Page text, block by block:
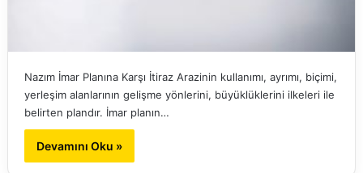
Nazım İmar Planına Karşı İtiraz Arazinin kullanımı, ayrımı, biçimi,
yerleşim alanlarının gelişme yönlerini, büyüklüklerini ilkeleri ile
belirten plandır. İmar planın…
Devamını Oku »